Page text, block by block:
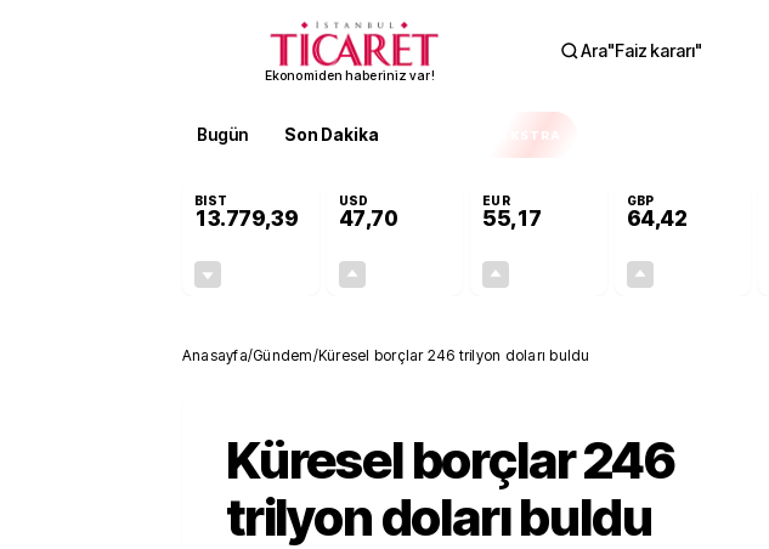
Ekonomiden haberiniz var!
Ara"Faiz kararı"
Bugün Son Dakika EKSTRA
BIST
13.779,39
USD
47,70
EUR
55,17
GBP
64,42
Anasayfa/Gündem/Küresel borçlar 246 trilyon doları buldu
Küresel borçlar 246
trilyon doları buldu